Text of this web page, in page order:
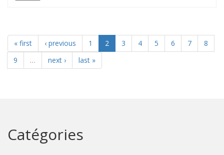
« first ‹ previous 1 2 3 4 5 6 7
8
9
… next › last »
Catégories